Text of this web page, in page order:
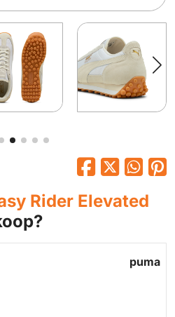
Rider Elevated
puma